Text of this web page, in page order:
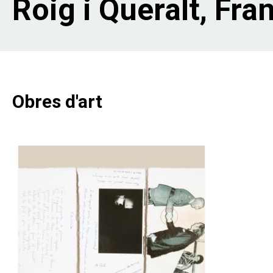
Roig i Queralt,
Obres d'art